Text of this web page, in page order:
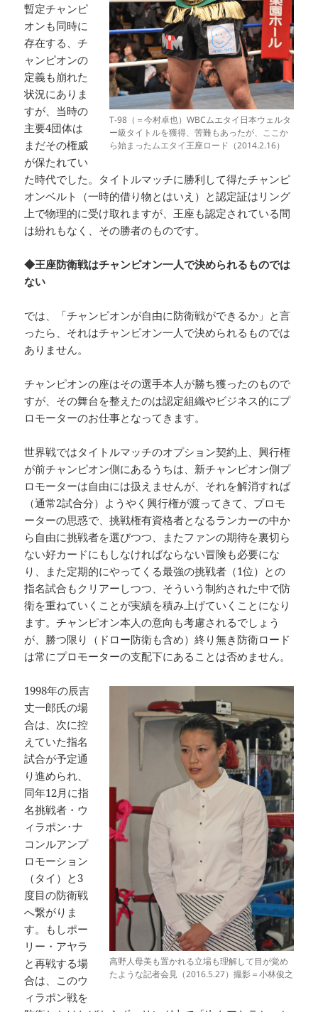
T-98（＝今村卓也）WBCムエタイ日本ウェルタ
ー級タイトルを獲得、苦難もあったが、ここか
ら始まったムエタイ王座ロード（2014.2.16）
暫定チャンピ
オンも同時に
存在する、チ
ャンピオンの
定義も崩れた
状況にありま
すが、当時の
主要4団体は
まだその権威
が保たれてい
た時代でした。タイトルマッチに勝利して得たチャンピ
オンベルト（一時的借り物とはいえ）と認定証はリング
上で物理的に受け取れますが、王座も認定されている間
は紛れもなく、その勝者のものです。
◆王座防衛戦はチャンピオン一人で決められるものでは
ない
では、「チャンピオンが自由に防衛戦ができるか」と言
ったら、それはチャンピオン一人で決められるものでは
ありません。
チャンピオンの座はその選手本人が勝ち獲ったのもので
すが、その舞台を整えたのは認定組織やビジネス的にプ
ロモーターのお仕事となってきます。
世界戦ではタイトルマッチのオプション契約上、興行権
が前チャンピオン側にあるうちは、新チャンピオン側プ
ロモーターは自由には扱えませんが、それを解消すれば
（通常2試合分）ようやく興行権が渡ってきて、プロモ
ーターの思惑で、挑戦権有資格者となるランカーの中か
ら自由に挑戦者を選びつつ、またファンの期待を裏切ら
ない好カードにもしなければならない冒険も必要にな
り、また定期的にやってくる最強の挑戦者（1位）との
指名試合もクリアーしつつ、そういう制約された中で防
衛を重ねていくことが実績を積み上げていくことになり
ます。チャンピオン本人の意向も考慮されるでしょう
が、勝つ限り（ドロー防衛も含め）終り無き防衛ロード
は常にプロモーターの支配下にあることは否めません。
高野人母美も置かれる立場も理解して目が覚め
たような記者会見（2016.5.27）撮影＝小林俊之
1998年の辰吉
丈一郎氏の場
合は、次に控
えていた指名
試合が予定通
り進められ、
同年12月に指
名挑戦者・ウ
ィラポン･ナ
コンルアンプ
ロモーション
（タイ）と3
度目の防衛戦
へ繋がりま
す。もしポー
リー・アヤラ
と再戦する場
合は、このウ
ィラポン戦を